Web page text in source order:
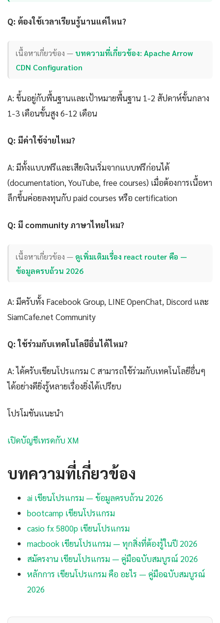
Q: ต้องใช้เวลาเรียนรู้นานแค่ไหน?
เนื้อหาเกี่ยวข้อง — บทความที่เกี่ยวข้อง: Apache Arrow
CDN Configuration
A: ขึ้นอยู่กับพื้นฐานและเป้าหมายพื้นฐาน 1-2 สัปดาห์ขั้นกลาง
1-3 เดือนขั้นสูง 6-12 เดือน
Q: มีค่าใช้จ่ายไหม?
A: มีทั้งแบบฟรีและเสียเงินเริ่มจากแบบฟรีก่อนได้
(documentation, YouTube, free courses) เมื่อต้องการเนื้อหา
ลึกขึ้นค่อยลงทุนกับ paid courses หรือ certification
Q: มี community ภาษาไทยไหม?
เนื้อหาเกี่ยวข้อง — ดูเพิ่มเติมเรื่อง react router คือ —
ข้อมูลครบถ้วน 2026
A: มีครับทั้ง Facebook Group, LINE OpenChat, Discord และ
SiamCafe.net Community
Q: ใช้ร่วมกับเทคโนโลยีอื่นได้ไหม?
A: ได้ครับเขียนโปรแกรม C สามารถใช้ร่วมกับเทคโนโลยีอื่นๆ
ได้อย่างดียิ่งรู้หลายเรื่องยิ่งได้เปรียบ
โปรโมชันแนะนำ
เปิดบัญชีเทรดกับ XM
บทความที่เกี่ยวข้อง
ai เขียนโปรแกรม — ข้อมูลครบถ้วน 2026
bootcamp เขียนโปรแกรม
casio fx 5800p เขียนโปรแกรม
macbook เขียนโปรแกรม — ทุกสิ่งที่ต้องรู้ในปี 2026
สมัครงาน เขียนโปรแกรม — คู่มือฉบับสมบูรณ์ 2026
หลักการ เขียนโปรแกรม คือ อะไร — คู่มือฉบับสมบูรณ์
2026